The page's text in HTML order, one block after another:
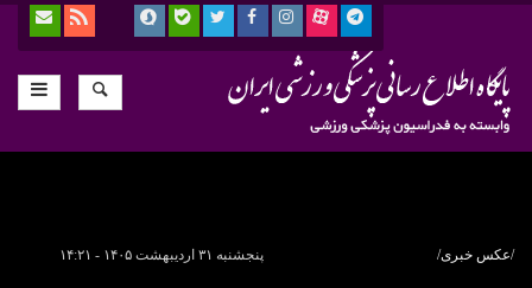
پنجشنبه ۳۱ اردیبهشت ۱۴۰۵ - ۱۴:۲۱ /عکس خبری/